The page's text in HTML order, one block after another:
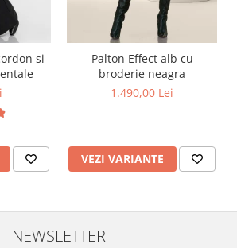
si
Palton Effect alb cu
broderie neagra
1.490,00 Lei
VEZI VARIANTE
NEWSLETTER